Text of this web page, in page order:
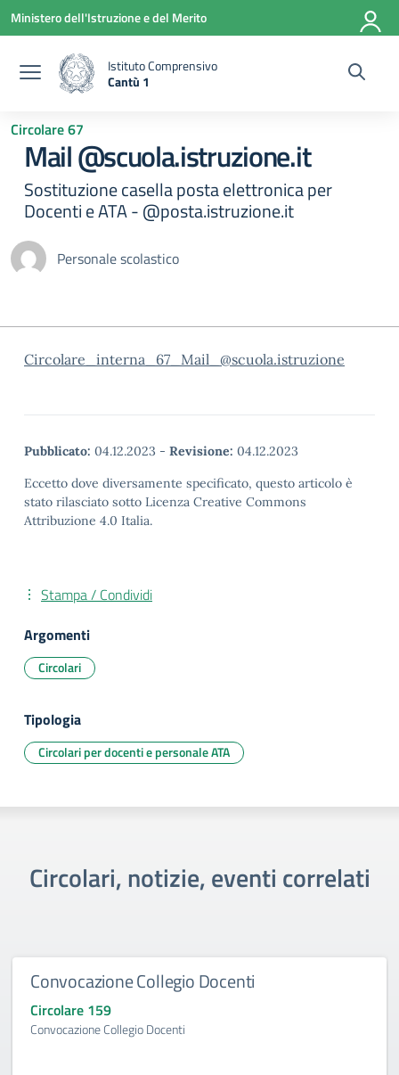
Vai ai contenuti
Vai al menu di navigazione
Vai al footer
Ministero dell'Istruzione e del Merito
Istituto Comprensivo
Cantù 1
Circolare 67
Mail @scuola.istruzione.it
Sostituzione casella posta elettronica per
Docenti e ATA - @posta.istruzione.it
Personale scolastico
Circolare_interna_67_Mail_@scuola.istruzione
Pubblicato: 04.12.2023 - Revisione: 04.12.2023
Eccetto dove diversamente specificato, questo articolo è
stato rilasciato sotto Licenza Creative Commons
Attribuzione 4.0 Italia.
Stampa / Condividi
Argomenti
Circolari
Tipologia
Circolari per docenti e personale ATA
Circolari, notizie, eventi correlati
Convocazione Collegio Docenti
Circolare 159
Convocazione Collegio Docenti